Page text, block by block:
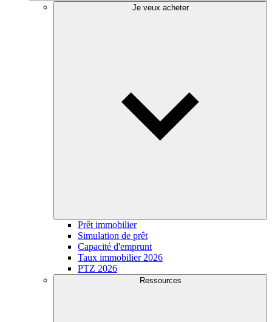
Je veux acheter
Prêt immobilier
Simulation de prêt
Capacité d'emprunt
Taux immobilier 2026
PTZ 2026
Ressources